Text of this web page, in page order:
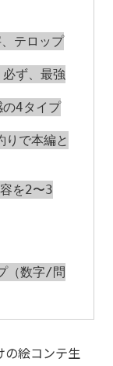
テロップ
ず、最強
4タイプ
で本編と
を2〜3
（数字/問
の絵コンテ生